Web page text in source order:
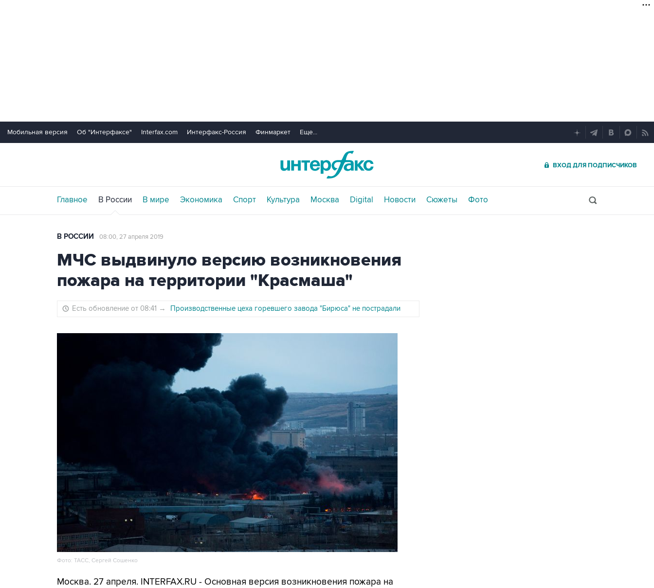
Мобильная версия Об "Интерфаксе" Interfax.com Интерфакс-Россия Финмаркет Еще...
ВХОД ДЛЯ ПОДПИСЧИКОВ
Главное В России В мире Экономика Спорт Культура Москва Digital Новости Сюжеты Фото
В РОССИИ 08:00, 27 апреля 2019
МЧС выдвинуло версию возникновения
пожара на территории "Красмаша"
Есть обновление от 08:41 → Производственные цеха горевшего завода "Бирюса" не пострадали
Фото: ТАСС, Сергей Сошенко
Москва. 27 апреля. INTERFAX.RU - Основная версия возникновения пожара на